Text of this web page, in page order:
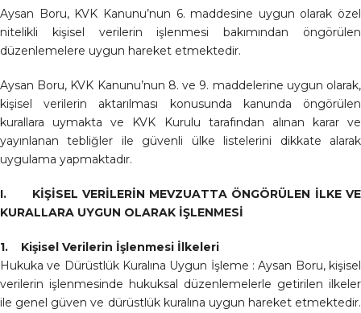
Aysan Boru, KVK Kanunu’nun 6. maddesine uygun olarak özel
nitelikli kişisel verilerin işlenmesi bakımından öngörülen
düzenlemelere uygun hareket etmektedir.
Aysan Boru, KVK Kanunu’nun 8. ve 9. maddelerine uygun olarak,
kişisel verilerin aktarılması konusunda kanunda öngörülen
kurallara uymakta ve KVK Kurulu tarafından alınan karar ve
yayınlanan tebliğler ile güvenli ülke listelerini dikkate alarak
uygulama yapmaktadır.
I. KİŞİSEL VERİLERİN MEVZUATTA ÖNGÖRÜLEN İLKE VE
KURALLARA UYGUN OLARAK İŞLENMESİ
1. Kişisel Verilerin İşlenmesi İlkeleri
Hukuka ve Dürüstlük Kuralına Uygun İşleme : Aysan Boru, kişisel
verilerin işlenmesinde hukuksal düzenlemelerle getirilen ilkeler
ile genel güven ve dürüstlük kuralına uygun hareket etmektedir.